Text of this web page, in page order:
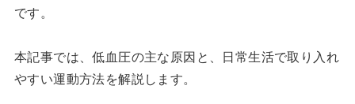
です。
本記事では、低血圧の主な原因と、日常生活で取り入れ
やすい運動方法を解説します。